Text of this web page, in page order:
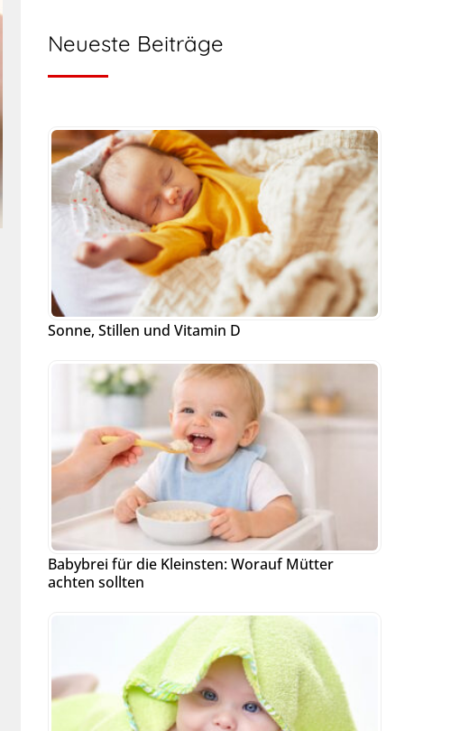
Neueste Beiträge
Sonne, Stillen und Vitamin D
Babybrei für die Kleinsten: Worauf Mütter
achten sollten